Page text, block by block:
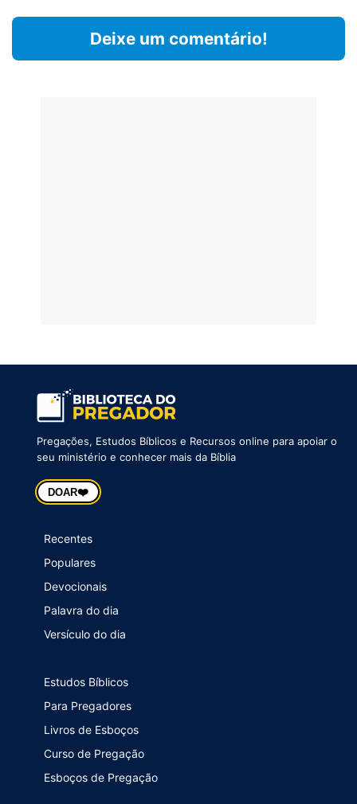
Deixe um comentário!
Pregações, Estudos Bíblicos e Recursos online para apoiar o
seu ministério e conhecer mais da Bíblia
DOAR❤️
Recentes
Populares
Devocionais
Palavra do dia
Versículo do dia
Estudos Bíblicos
Para Pregadores
Livros de Esboços
Curso de Pregação
Esboços de Pregação